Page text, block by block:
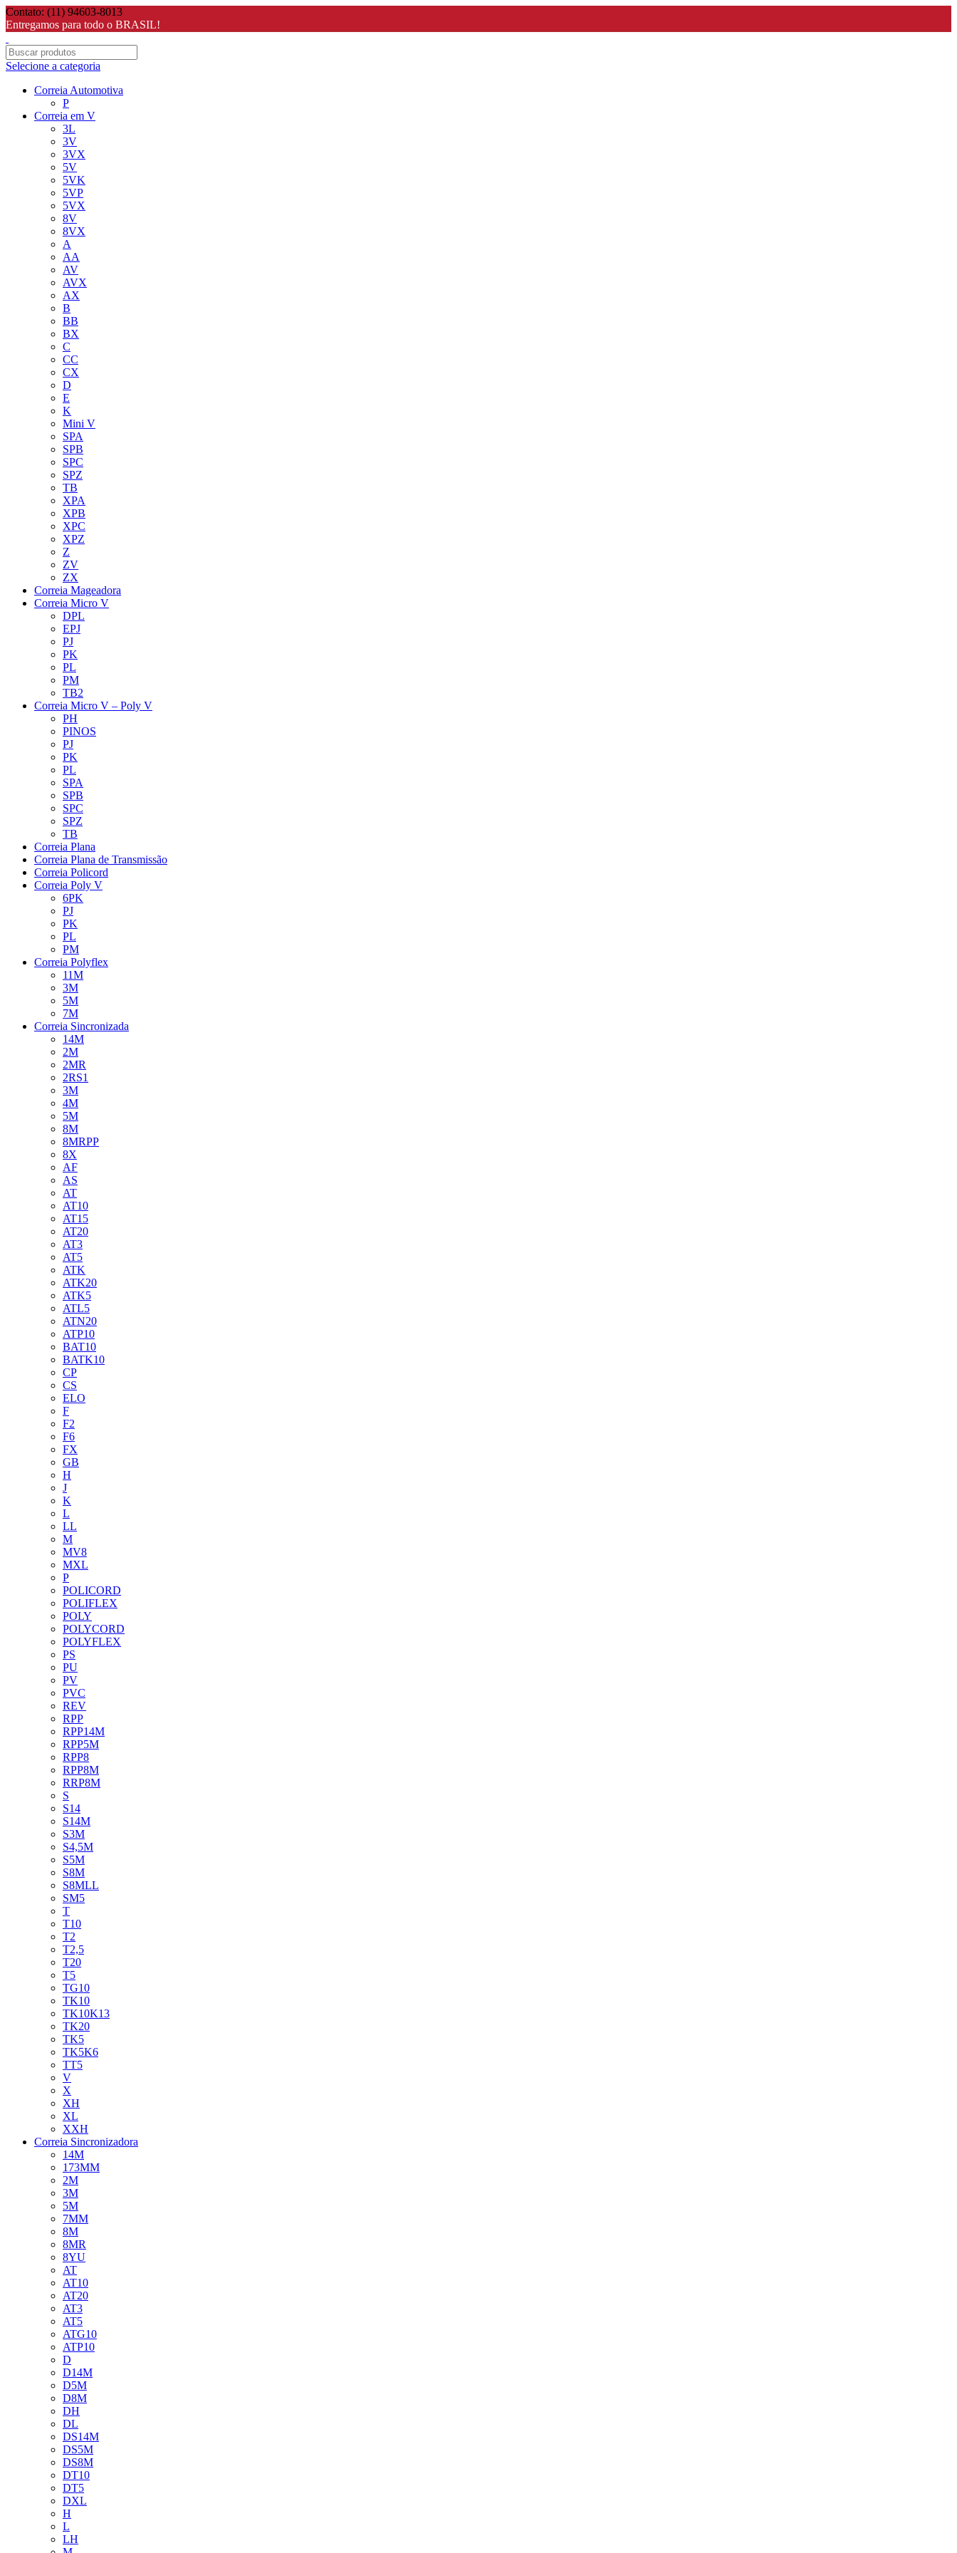
Contato: (11) 94603-8013
Entregamos para todo o BRASIL!
Selecione a categoria
Correia Automotiva
P
Correia em V
3L
3V
3VX
5V
5VK
5VP
5VX
8V
8VX
A
AA
AV
AVX
AX
B
BB
BX
C
CC
CX
D
E
K
Mini V
SPA
SPB
SPC
SPZ
TB
XPA
XPB
XPC
XPZ
Z
ZV
ZX
Correia Mageadora
Correia Micro V
DPL
EPJ
PJ
PK
PL
PM
TB2
Correia Micro V – Poly V
PH
PINOS
PJ
PK
PL
SPA
SPB
SPC
SPZ
TB
Correia Plana
Correia Plana de Transmissão
Correia Policord
Correia Poly V
6PK
PJ
PK
PL
PM
Correia Polyflex
11M
3M
5M
7M
Correia Sincronizada
14M
2M
2MR
2RS1
3M
4M
5M
8M
8MRPP
8X
AF
AS
AT
AT10
AT15
AT20
AT3
AT5
ATK
ATK20
ATK5
ATL5
ATN20
ATP10
BAT10
BATK10
CP
CS
ELO
F
F2
F6
FX
GB
H
J
K
L
LL
M
MV8
MXL
P
POLICORD
POLIFLEX
POLY
POLYCORD
POLYFLEX
PS
PU
PV
PVC
REV
RPP
RPP14M
RPP5M
RPP8
RPP8M
RRP8M
S
S14
S14M
S3M
S4,5M
S5M
S8M
S8MLL
SM5
T
T10
T2
T2,5
T20
T5
TG10
TK10
TK10K13
TK20
TK5
TK5K6
TT5
V
X
XH
XL
XXH
Correia Sincronizadora
14M
173MM
2M
3M
5M
7MM
8M
8MR
8YU
AT
AT10
AT20
AT3
AT5
ATG10
ATP10
D
D14M
D5M
D8M
DH
DL
DS14M
DS5M
DS8M
DT10
DT5
DXL
H
L
LH